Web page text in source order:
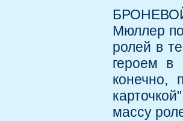
Мюллер
ролей в
героем в
конечно,
массу